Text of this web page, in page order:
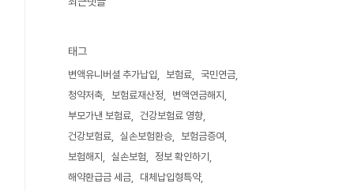
태그
변액유니버셜 추가납입 보험료
국민연금
청약저축
보험료재산정
변액연금해지
부모가낸 보험료
건강보험료 영향
건강보험료
실손보험환승
보험금증여
보험해지
실손보험
정보 확인하기
해약환급금 세금
대체납입형특약